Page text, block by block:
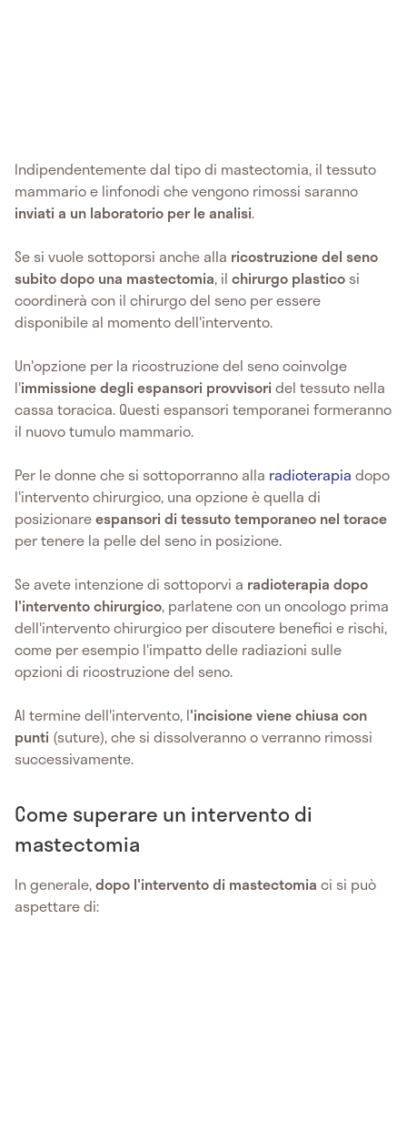
Indipendentemente dal tipo di mastectomia, il tessuto
mammario e linfonodi che vengono rimossi saranno
inviati a un laboratorio per le analisi.
Se si vuole sottoporsi anche alla ricostruzione del seno
subito dopo una mastectomia, il chirurgo plastico si
coordinerà con il chirurgo del seno per essere
disponibile al momento dell'intervento.
Un'opzione per la ricostruzione del seno coinvolge
l'immissione degli espansori provvisoridel tessuto nella
cassa toracica. Questi espansori temporanei formeranno
il nuovo tumulo mammario.
Per le donne che si sottoporranno alla radioterapia dopo
l'intervento chirurgico, una opzione è quella di
posizionareespansori di tessuto temporaneo nel torace
per tenere la pelle del seno in posizione.
Se avete intenzione di sottoporvi a radioterapia dopo
l'intervento chirurgico, parlatene con un oncologo prima
dell'intervento chirurgico per discutere benefici e rischi,
come per esempio l'impatto delle radiazioni sulle
opzioni di ricostruzione del seno.
Al termine dell'intervento, l'incisione viene chiusa con
punti (suture), che si dissolveranno o verranno rimossi
successivamente.
Come superare un intervento di
mastectomia
In generale,dopo l'intervento di mastectomia ci si può
aspettare di: